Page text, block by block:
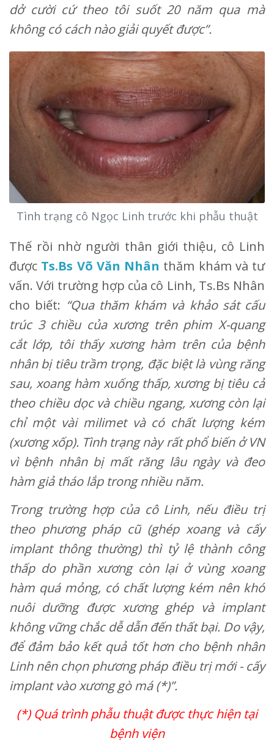
dở cười cứ theo tôi suốt 20 năm qua mà
không có cách nào giải quyết được”.
Tình trạng cô Ngọc Linh trước khi phẫu thuật
Thế rồi nhờ người thân giới thiệu, cô Linh
được Ts.Bs Võ Văn Nhân thăm khám và tư
vấn. Với trường hợp của cô Linh, Ts.Bs Nhân
cho biết: “Qua thăm khám và khảo sát cấu
trúc 3 chiều của xương trên phim X-quang
cắt lớp, tôi thấy xương hàm trên của bệnh
nhân bị tiêu trầm trọng, đặc biệt là vùng răng
sau, xoang hàm xuống thấp, xương bị tiêu cả
theo chiều dọc và chiều ngang, xương còn lại
chỉ một vài milimet và có chất lượng kém
(xương xốp). Tình trạng này rất phổ biến ở VN
vì bệnh nhân bị mất răng lâu ngày và đeo
hàm giả tháo lắp trong nhiều năm.
Trong trường hợp của cô Linh, nếu điều trị
theo phương pháp cũ (ghép xoang và cấy
implant thông thường) thì tỷ lệ thành công
thấp do phần xương còn lại ở vùng xoang
hàm quá mỏng, có chất lượng kém nên khó
nuôi dưỡng được xương ghép và implant
không vững chắc dễ dẫn đến thất bại. Do vậy,
để đảm bảo kết quả tốt hơn cho bệnh nhân
Linh nên chọn phương pháp điều trị mới - cấy
implant vào xương gò má (*)”.
(*) Quá trình phẫu thuật được thực hiện tại
bệnh viện